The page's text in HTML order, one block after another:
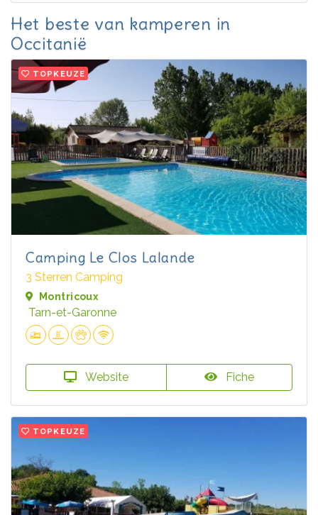
Het beste van kamperen in
Occitanië
TOPKEUZE
Camping Le Clos Lalande
3 Sterren Camping
Montricoux
Tarn-et-Garonne
Website Fiche
TOPKEUZE